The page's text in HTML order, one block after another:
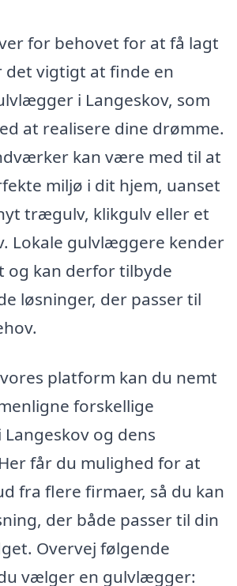
for behovet for at få lagt
det vigtigt at finde en
i Langeskov, som
at realisere dine drømme.
kan være med til at
miljø i dit hjem, uanset
trægulv, klikgulv eller et
Lokale gulvlæggere kender
og kan derfor tilbyde
løsninger, der passer til
platform kan du nemt
forskellige
og dens
får du mulighed for at
fra flere firmaer, så du kan
der både passer til din
Overvej følgende
vælger en gulvlægger: